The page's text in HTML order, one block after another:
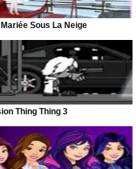
Sous La Neige
Thing Thing 3